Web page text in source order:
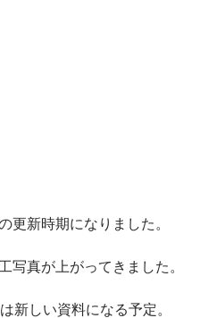
更新時期になりました。
写真が上がってきました。
新しい資料になる予定。